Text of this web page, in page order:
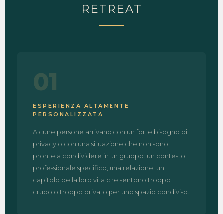
RETREAT
01
ESPERIENZA ALTAMENTE
PERSONALIZZATA
Alcune persone arrivano con un forte bisogno di
privacy o con una situazione che non sono
pronte a condividere in un gruppo: un contesto
professionale specifico, una relazione, un
capitolo della loro vita che sentono troppo
crudo o troppo privato per uno spazio condiviso.